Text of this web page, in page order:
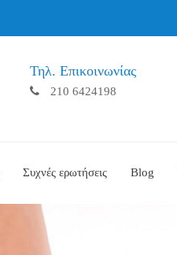
Τηλ. Επικοινωνίας
210 6424198
Συχνές ερωτήσεις Blog